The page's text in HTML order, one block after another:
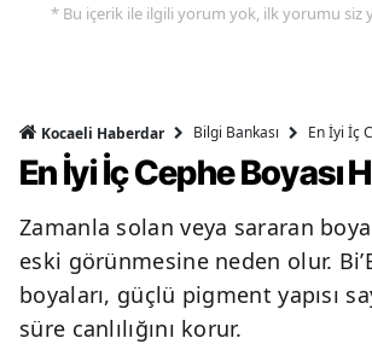
* Bu içerik ile ilgili yorum yok, ilk yorumu siz
Kocaeli Haberdar Bilgi Bankası En İyi İç
En İyi İç Cephe Boyası
Zamanla solan veya sararan
eski görünmesine neden olur.
boyaları, güçlü pigment yapısı
süre canlılığını korur.